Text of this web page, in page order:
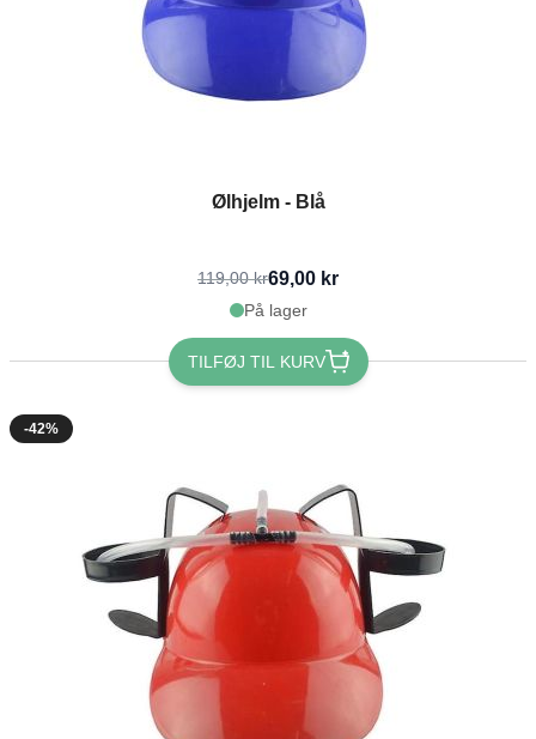
Ølhjelm - Blå
119,00 kr69,00 kr
På lager
TILFØJ TIL KURV
-42%